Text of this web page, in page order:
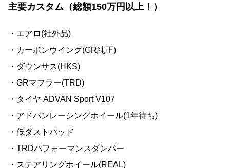
主要カスタム（総額150万円以上！）
・エアロ(社外品)
・カーボンウイング(GR純正)
・ダウンサス(HKS)
・GRマフラー(TRD)
・タイヤ ADVAN Sport V107
・アドバンレーシングホイール(1年待ち)
・低ダストパッド
・TRDパフォーマンスダンパー
・ステアリングホイール(REAL)